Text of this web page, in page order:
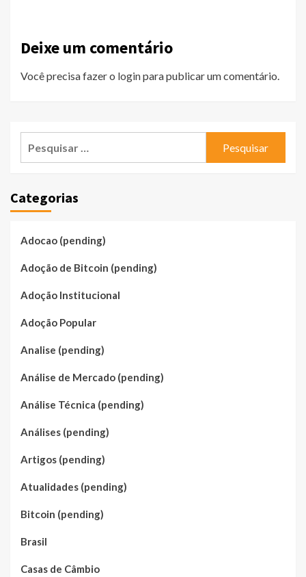
Deixe um comentário
Você precisa fazer o loginpara publicar um comentário.
Categorias
Adocao (pending)
Adoção de Bitcoin (pending)
Adoção Institucional
Adoção Popular
Analise (pending)
Análise de Mercado (pending)
Análise Técnica (pending)
Análises (pending)
Artigos (pending)
Atualidades (pending)
Bitcoin (pending)
Brasil
Casas de Câmbio